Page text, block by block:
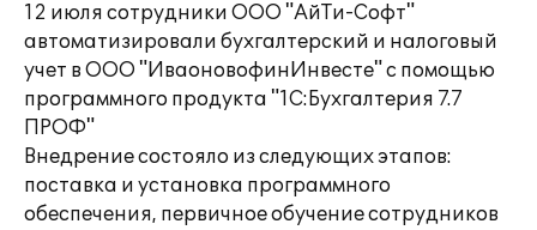
12 июля сотрудники ООО "АйТи-Софт"
автоматизировали бухгалтерский и налоговый
учет в ООО "ИваоновофинИнвесте" с помощью
программного продукта "1С:Бухгалтерия 7.7
ПРОФ"
Внедрение состояло из следующих этапов:
поставка и установка программного
обеспечения, первичное обучение сотрудников